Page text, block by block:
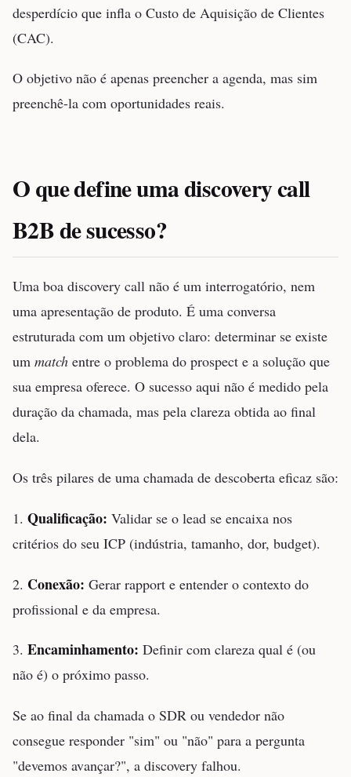
desperdício que infla o Custo de Aquisição de Clientes
(CAC).
O objetivo não é apenas preencher a agenda, mas sim
preenchê-la com oportunidades reais.
O que define uma discovery call
B2B de sucesso?
Uma boa discovery call não é um interrogatório, nem
uma apresentação de produto. É uma conversa
estruturada com um objetivo claro: determinar se existe
um match entre o problema do prospect e a solução que
sua empresa oferece. O sucesso aqui não é medido pela
duração da chamada, mas pela clareza obtida ao final
dela.
Os três pilares de uma chamada de descoberta eficaz são:
1. Qualificação: Validar se o lead se encaixa nos
critérios do seu ICP (indústria, tamanho, dor, budget).
2. Conexão: Gerar rapport e entender o contexto do
profissional e da empresa.
3. Encaminhamento: Definir com clareza qual é (ou
não é) o próximo passo.
Se ao final da chamada o SDR ou vendedor não
consegue responder "sim" ou "não" para a pergunta
"devemos avançar?", a discovery falhou.